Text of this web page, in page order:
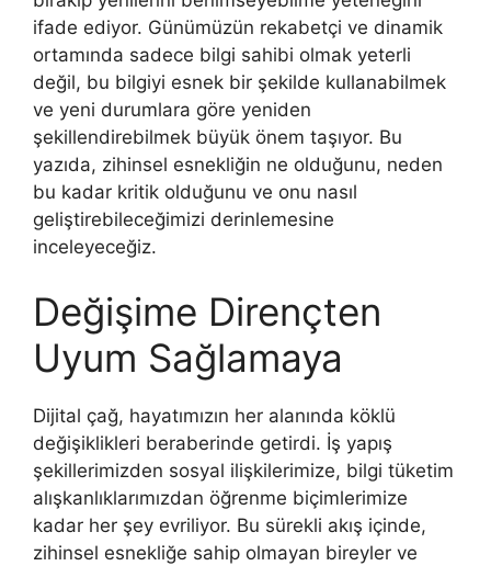
ifade ediyor. Günümüzün rekabetçi ve dinamik
ortamında sadece bilgi sahibi olmak yeterli
değil, bu bilgiyi esnek bir şekilde kullanabilmek
ve yeni durumlara göre yeniden
şekillendirebilmek büyük önem taşıyor. Bu
yazıda, zihinsel esnekliğin ne olduğunu, neden
bu kadar kritik olduğunu ve onu nasıl
geliştirebileceğimizi derinlemesine
inceleyeceğiz.
Değişime Dirençten
Uyum Sağlamaya
Dijital çağ, hayatımızın her alanında köklü
değişiklikleri beraberinde getirdi. İş yapış
şekillerimizden sosyal ilişkilerimize, bilgi tüketim
alışkanlıklarımızdan öğrenme biçimlerimize
kadar her şey evriliyor. Bu sürekli akış içinde,
zihinsel esnekliğe sahip olmayan bireyler ve